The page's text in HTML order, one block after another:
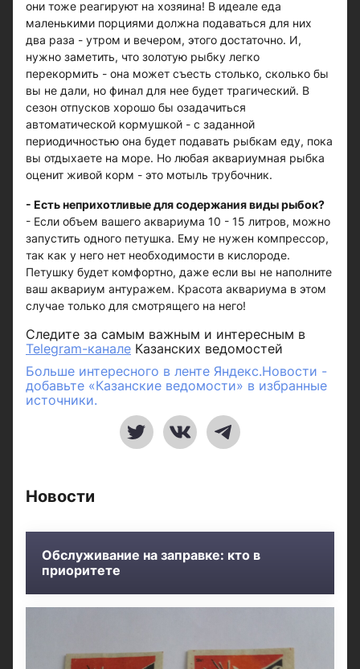
они тоже реагируют на хозяина! В идеале еда
маленькими порциями должна подаваться для них
два раза - утром и вечером, этого достаточно. И,
нужно заметить, что золотую рыбку легко
перекормить - она может съесть столько, сколько бы
вы не дали, но финал для нее будет трагический. В
сезон отпусков хорошо бы озадачиться
автоматической кормушкой - с заданной
периодичностью она будет подавать рыбкам еду, пока
вы отдыхаете на море. Но любая аквариумная рыбка
оценит живой корм - это мотыль трубочник.
- Есть неприхотливые для содержания виды рыбок?
- Если объем вашего аквариума 10 - 15 литров, можно
запустить одного петушка. Ему не нужен компрессор,
так как у него нет необходимости в кислороде.
Петушку будет комфортно, даже если вы не наполните
ваш аквариум антуражем. Красота аквариума в этом
случае только для смотрящего на него!
Следите за самым важным и интересным в
Telegram-канале Казанских ведомостей
Больше интересного в ленте Яндекс.Новости -
добавьте «Казанские ведомости» в избранные
источники.
Новости
Обслуживание на заправке: кто в
приоритете